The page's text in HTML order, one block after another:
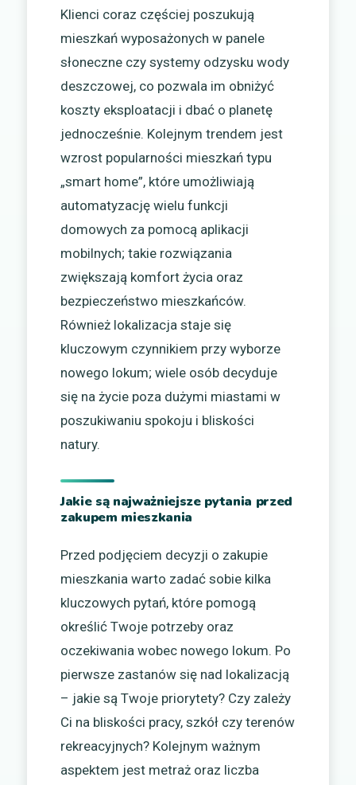
Klienci coraz częściej poszukują
mieszkań wyposażonych w panele
słoneczne czy systemy odzysku wody
deszczowej, co pozwala im obniżyć
koszty eksploatacji i dbać o planetę
jednocześnie. Kolejnym trendem jest
wzrost popularności mieszkań typu
„smart home”, które umożliwiają
automatyzację wielu funkcji
domowych za pomocą aplikacji
mobilnych; takie rozwiązania
zwiększają komfort życia oraz
bezpieczeństwo mieszkańców.
Również lokalizacja staje się
kluczowym czynnikiem przy wyborze
nowego lokum; wiele osób decyduje
się na życie poza dużymi miastami w
poszukiwaniu spokoju i bliskości
natury.
Jakie są najważniejsze pytania przed
zakupem mieszkania
Przed podjęciem decyzji o zakupie
mieszkania warto zadać sobie kilka
kluczowych pytań, które pomogą
określić Twoje potrzeby oraz
oczekiwania wobec nowego lokum. Po
pierwsze zastanów się nad lokalizacją
– jakie są Twoje priorytety? Czy zależy
Ci na bliskości pracy, szkół czy terenów
rekreacyjnych? Kolejnym ważnym
aspektem jest metraż oraz liczba